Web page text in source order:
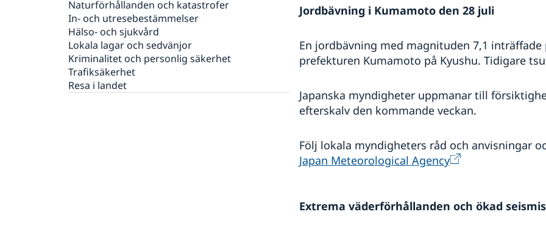
Nationellt id-kort
Registrera barn och ansöka om
samordningsnummer
Legaliseringar i Japan
Körkort i Japan
Avgifter i Japan
Anmäl din utlandsvistelse i Japan
Naturförhållanden och katastrofer
In- och utresebestämmelser
Hälso- och sjukvård
Lokala lagar och sedvänjor
Kriminalitet och personlig säkerhet
Trafiksäkerhet
Resa i landet
Jordbävning i Kumamoto den 28 juli
En jordbävning med magnituden 7,1
prefekturen Kumamoto på Kyushu. Tidigare
Japanska myndigheter uppmanar till
efterskalv den kommande veckan.
Följ lokala myndigheters råd och anvisningar
Japan Meteorological Agency
Extrema väderförhållanden och ökad